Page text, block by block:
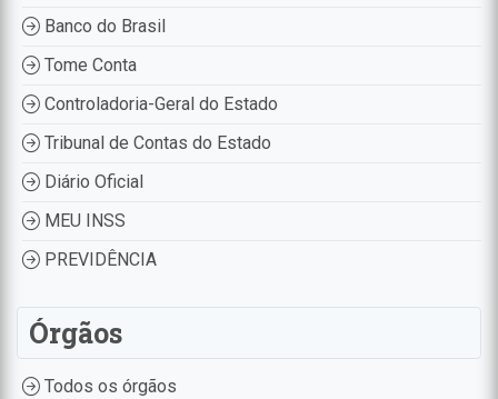
Banco do Brasil
Tome Conta
Controladoria-Geral do Estado
Tribunal de Contas do Estado
Diário Oficial
MEU INSS
PREVIDÊNCIA
Órgãos
Todos os órgãos